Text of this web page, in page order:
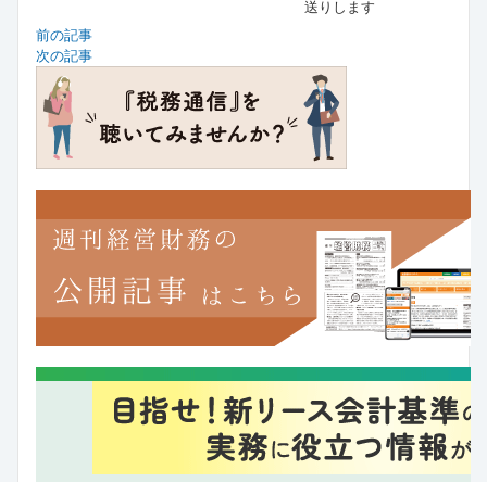
送りします
前の記事
次の記事